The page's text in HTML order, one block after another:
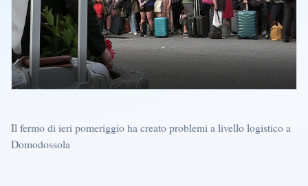
Il fermo di ieri pomeriggio ha creato problemi a livello logistico a
Domodossola